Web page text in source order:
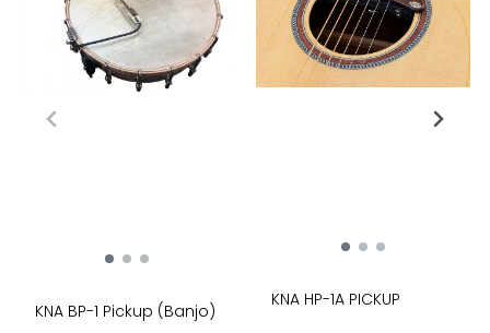
KNA BP-1 Pickup (Banjo)
KNA HP-1A PICKUP